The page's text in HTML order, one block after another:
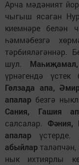
Арча мәдәният
чыгыш ясаган
киемнәре белән
һәммәбезгә
тәрбияләгәннәр.
шул.
үрнәгендә үстек
Гөлзада апа,
апалар безгә
Сания, Гашия
салсалар. Фәния,
апалар үстерде.
абыйлар
нык ихтиярлы